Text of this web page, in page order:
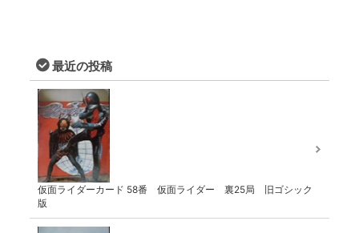
最近の投稿
仮面ライダーカード 58番 仮面ライダー 裏25局 旧ゴシック
版